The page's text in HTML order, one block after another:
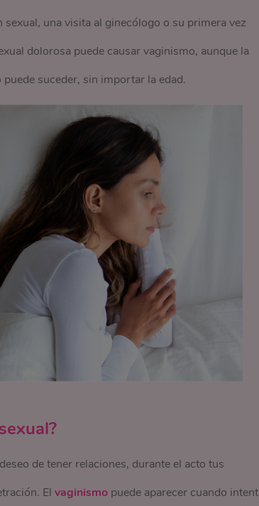
una visita al ginecólogo o su primera vez
dolorosa puede causar vaginismo, aunque la
suceder, sin importar la edad.
de tener relaciones, durante el acto tus
El vaginismopuede aparecer cuando